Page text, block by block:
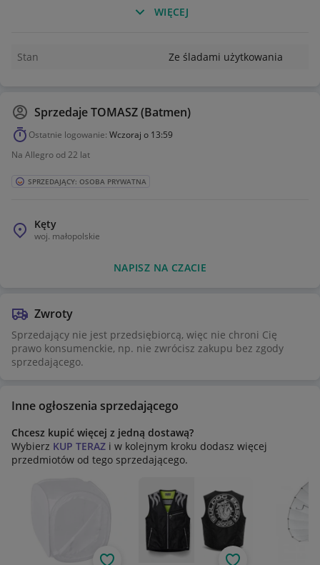
WIĘCEJ
Stan Ze śladami użytkowania
SprzedajeTOMASZ (Batmen)
Ostatnie logowanie: Wczoraj o 13:59
Na Allegro od 22 lat
SPRZEDAJĄCY: OSOBA PRYWATNA
Kęty
woj. małopolskie
NAPISZ NA CZACIE
Zwroty
Sprzedający nie jest przedsiębiorcą, więc nie chroni Cię
prawo konsumenckie, np. nie zwrócisz zakupu bez zgody
sprzedającego.
Inne ogłoszenia sprzedającego
Chcesz kupić więcej z jedną dostawą?
Wybierz KUP TERAZ i w kolejnym kroku dodasz więcej
przedmiotów od tego sprzedającego.